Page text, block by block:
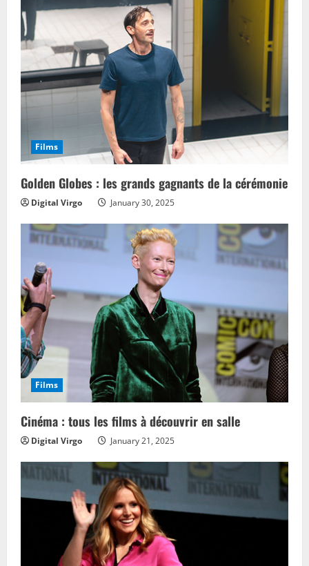
Films
Golden Globes : les grands gagnants de la cérémonie
Digital Virgo January 30, 2025
Films
Cinéma : tous les films à découvrir en salle
Digital Virgo January 21, 2025